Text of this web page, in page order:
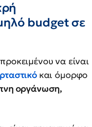
budget σε
να είναι
και όμορφο
οργάνωση,